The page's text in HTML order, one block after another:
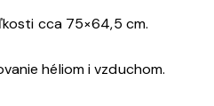
cca 75×64,5 cm.
héliom i vzduchom.